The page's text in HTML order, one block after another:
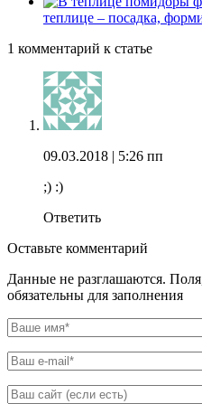
теплице – посадка,
1 комментарий к статье
09.03.2018 | 5:26 пп
;) :)
Ответить
Оставьте комментарий
Данные не разглашаются.
обязательны для заполнения